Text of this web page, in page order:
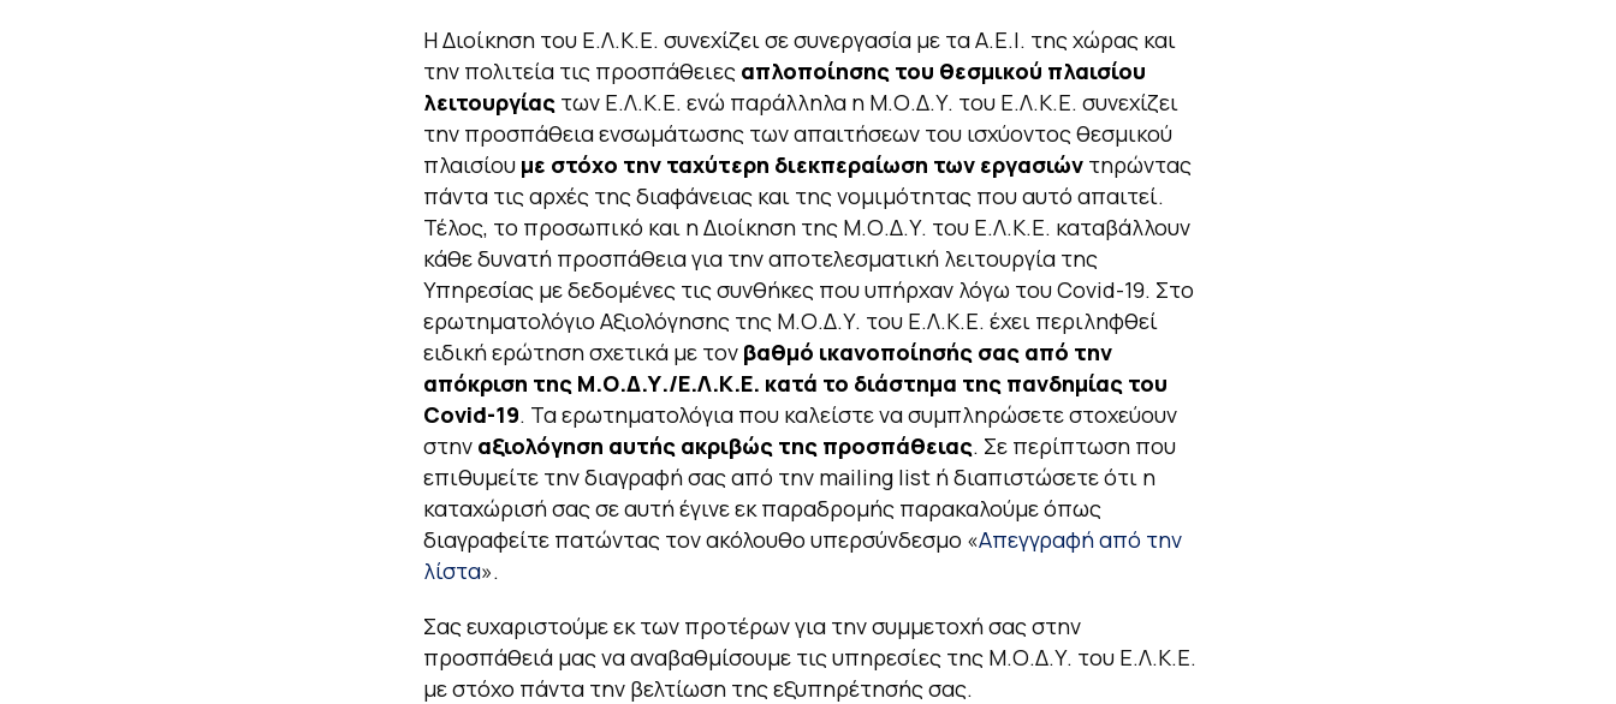
Η Διοίκηση του Ε.Λ.Κ.Ε. συνεχίζει σε συνεργασία με τα Α.Ε.Ι. της χώρας και
την πολιτεία τις προσπάθειες απλοποίησης του θεσμικού πλαισίου
λειτουργίας των Ε.Λ.Κ.Ε. ενώ παράλληλα η Μ.Ο.Δ.Υ. του Ε.Λ.Κ.Ε. συνεχίζει
την προσπάθεια ενσωμάτωσης των απαιτήσεων του ισχύοντος θεσμικού
πλαισίου με στόχο την ταχύτερη διεκπεραίωση των εργασιώντηρώντας
πάντα τις αρχές της διαφάνειας και της νομιμότητας που αυτό απαιτεί.
Τέλος, το προσωπικό και η Διοίκηση της Μ.Ο.Δ.Υ. του Ε.Λ.Κ.Ε. καταβάλλουν
κάθε δυνατή προσπάθεια για την αποτελεσματική λειτουργία της
Υπηρεσίας με δεδομένες τις συνθήκες που υπήρχαν λόγω του Covid-19. Στο
ερωτηματολόγιο Αξιολόγησης της Μ.Ο.Δ.Υ. του Ε.Λ.Κ.Ε. έχει περιληφθεί
ειδική ερώτηση σχετικά με τον βαθμό ικανοποίησής σας από την
απόκριση της Μ.Ο.Δ.Υ./Ε.Λ.Κ.Ε. κατά το διάστημα της πανδημίας του
Covid-19. Τα ερωτηματολόγια που καλείστε να συμπληρώσετε στοχεύουν
στην αξιολόγηση αυτής ακριβώς της προσπάθειας. Σε περίπτωση που
επιθυμείτε την διαγραφή σας από την mailing list ή διαπιστώσετε ότι η
καταχώρισή σας σε αυτή έγινε εκ παραδρομής παρακαλούμε όπως
διαγραφείτε πατώντας τον ακόλουθο υπερσύνδεσμο «Απεγγραφή από την
λίστα».
Σας ευχαριστούμε εκ των προτέρων για την συμμετοχή σας στην
προσπάθειά μας να αναβαθμίσουμε τις υπηρεσίες της Μ.Ο.Δ.Υ. του Ε.Λ.Κ.Ε.
με στόχο πάντα την βελτίωση της εξυπηρέτησής σας.